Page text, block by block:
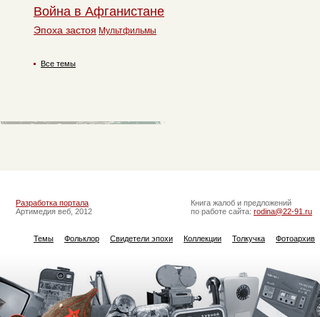
Война в Афганистане
Эпоха застоя Мультфильмы
Все темы
Разработка портала
Артимедия веб, 2012
Книга жалоб и предложений
по работе сайта: rodina@22-91.ru
Темы Фольклор Свидетели эпохи Коллекции Толкучка Фотоархив